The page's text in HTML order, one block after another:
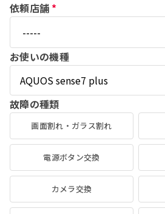
依頼店舗 *
お使いの機種
故障の種類
画面割れ・ガラス割れ
電源ボタン交換
カメラ交換